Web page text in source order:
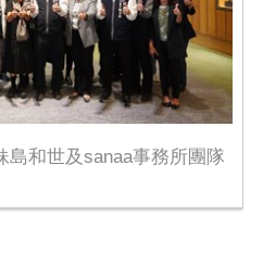
島和世及sanaa事務所團隊